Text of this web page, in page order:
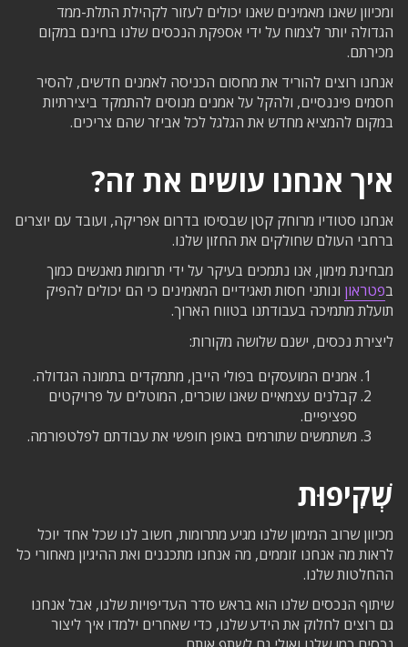
ומכיוון שאנו מאמינים שאנו יכולים לעזור לקהילת התלת-ממד
הגדולה יותר לצמוח על ידי אספקת הנכסים שלנו בחינם במקום
מכירתם.
אנחנו רוצים להוריד את מחסום הכניסה לאמנים חדשים, להסיר
חסמים פיננסיים, ולהקל על אמנים מנוסים להתמקד ביצירתיות
במקום להמציא מחדש את הגלגל לכל אביזר שהם צריכים.
איך אנחנו עושים את זה?
אנחנו סטודיו מרוחק קטן שבסיסו בדרום אפריקה, ועובד עם יוצרים
ברחבי העולם שחולקים את החזון שלנו.
מבחינת מימון, אנו נתמכים בעיקר על ידי תרומות מאנשים כמוך
בפטראון ונותני חסות תאגידיים המאמינים כי הם יכולים להפיק
תועלת מתמיכה בעבודתנו בטווח הארוך.
ליצירת נכסים, ישנם שלושה מקורות:
אמנים המועסקים בפולי הייבן, מתמקדים בתמונה הגדולה.
קבלנים עצמאיים שאנו שוכרים, המוטלים על פרויקטים
ספציפיים.
משתמשים שתורמים באופן חופשי את עבודתם לפלטפורמה.
שְׁקִיפוּת
מכיוון שרוב המימון שלנו מגיע מתרומות, חשוב לנו שכל אחד יוכל
לראות מה אנחנו זוממים, מה אנחנו מתכננים ואת ההיגיון מאחורי כל
ההחלטות שלנו.
שיתוף הנכסים שלנו הוא בראש סדר העדיפויות שלנו, אבל אנחנו
גם רוצים לחלוק את הידע שלנו, כדי שאחרים ילמדו איך ליצור